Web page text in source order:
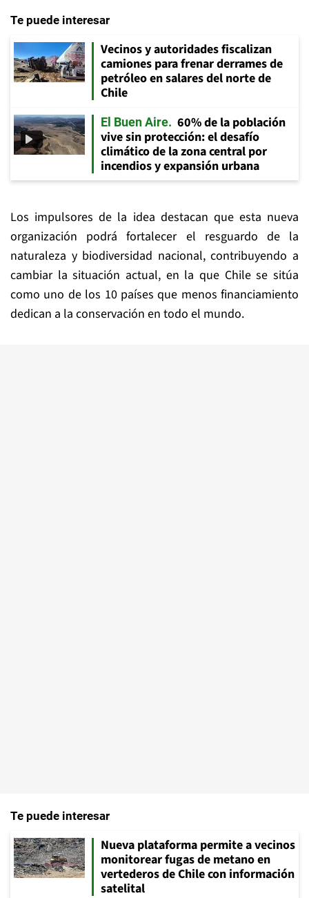
Te puede interesar
Vecinos y autoridades fiscalizan
camiones para frenar derrames de
petróleo en salares del norte de
Chile
El Buen Aire
60% de la población
vive sin protección: el desafío
climático de la zona central por
incendios y expansión urbana
Los impulsores de la idea destacan que esta nueva
organización podrá fortalecer el resguardo de la
naturaleza y biodiversidad nacional, contribuyendo a
cambiar la situación actual, en la que Chile se sitúa
como uno de los 10 países que menos financiamiento
dedican a la conservación en todo el mundo.
Te puede interesar
Nueva plataforma permite a vecinos
monitorear fugas de metano en
vertederos de Chile con información
satelital